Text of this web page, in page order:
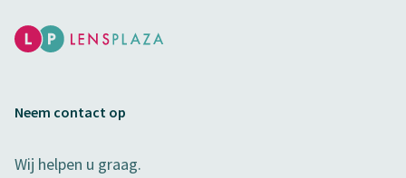
Neem contact op
Wij helpen u graag.